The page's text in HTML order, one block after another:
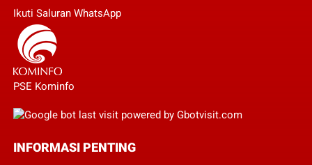
Ikuti Saluran WhatsApp
PSE Kominfo
INFORMASI PENTING